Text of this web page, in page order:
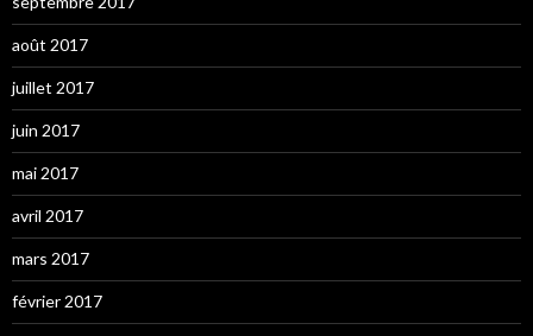
août 2017
juillet 2017
juin 2017
mai 2017
avril 2017
mars 2017
février 2017